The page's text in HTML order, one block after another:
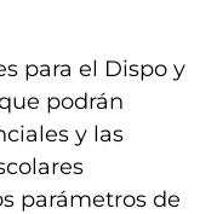
para el Dispo y
podrán
y las
parámetros de